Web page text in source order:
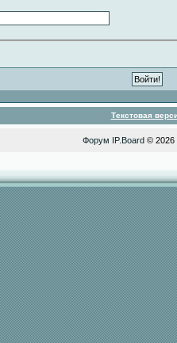
Текстовая
Форум IP.Board© 2026